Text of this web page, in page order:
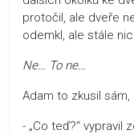
protočil, ale dveře
odemkl, ale stále
Ne… To ne…
Adam to zkusil
- „Co teď?“ vypravil